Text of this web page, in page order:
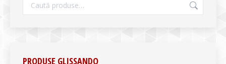
PRODUSE GLISSANDO